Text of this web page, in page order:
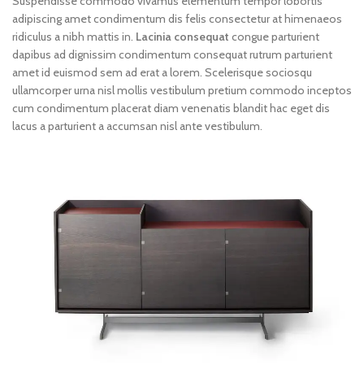
adipiscing amet condimentum dis felis consectetur at himenaeos
ridiculus a nibh mattis in. Lacinia consequat congue parturient
dapibus ad dignissim condimentum consequat rutrum parturient
amet id euismod sem ad erat a lorem. Scelerisque sociosqu
ullamcorper urna nisl mollis vestibulum pretium commodo inceptos
cum condimentum placerat diam venenatis blandit hac eget dis
lacus a parturient a accumsan nisl ante vestibulum.